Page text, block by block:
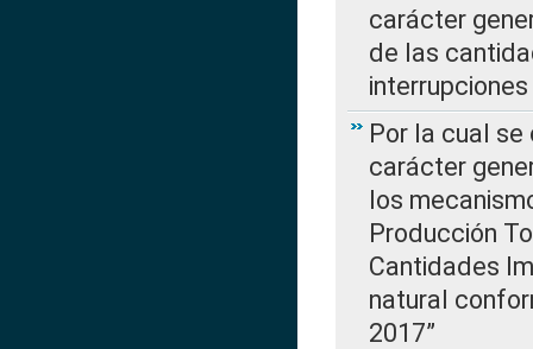
carácter
de las
Por la cual
carácter
los
Producción
Cantidades
natural
2017”